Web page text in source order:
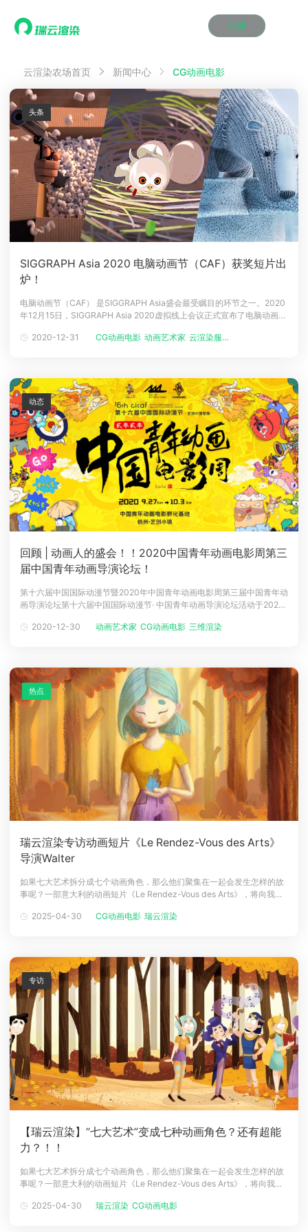
注册
产品服务
效果图渲染
云渲染管理系统
瑞兔百宝箱
AI视频插帧
效果图渲染
云渲染管理系统
瑞兔百宝箱
AI视频插帧
效果图渲染
云渲染管理系统
瑞兔百宝箱
AI视频插帧
效果图渲染
云渲染管理系统
瑞兔百宝箱
AI视频插帧
效果图渲染
云渲染管理系统
瑞兔百宝箱
AI视频插帧
效果图渲染
云渲染管理系统
瑞兔百宝箱
AI视频插帧
解决方案
Maya云渲染方案
3ds Max云渲染方案
Cinema 4D云渲染方案
Blender 云渲染方案
Maya AI渲染方案
Maya云渲染方案
3ds Max云渲染方案
Cinema 4D云渲染方案
Blender 云渲染方案
Maya AI渲染方案
Maya云渲染方案
3ds Max云渲染方案
Cinema 4D云渲染方案
Blender 云渲染方案
Maya AI渲染方案
Maya云渲染方案
3ds Max云渲染方案
Cinema 4D云渲染方案
Blender 云渲染方案
Maya AI渲染方案
Maya云渲染方案
3ds Max云渲染方案
Cinema 4D云渲染方案
Blender 云渲染方案
Maya AI渲染方案
Maya云渲染方案
3ds Max云渲染方案
Cinema 4D云渲染方案
Blender 云渲染方案
Maya AI渲染方案
价格
动画价格
效果图价格
云制作价格
动画价格
效果图价格
云制作价格
动画价格
效果图价格
云制作价格
动画价格
效果图价格
云制作价格
动画价格
效果图价格
云制作价格
动画价格
效果图价格
云制作价格
案例
资讯&赛事
新闻资讯
渲染百科
渲染大赛
新闻资讯
渲染百科
渲染大赛
新闻资讯
渲染百科
渲染大赛
新闻资讯
渲染百科
渲染大赛
新闻资讯
渲染百科
渲染大赛
新闻资讯
渲染百科
渲染大赛
特惠专区
教育优惠
教育优惠
教育优惠
教育优惠
教育优惠
教育优惠
登录
云渲染农场首页 新闻中心 CG动画电影
SIGGRAPH Asia 2020 电脑动画节（CAF）获奖短片出
炉！
电脑动画节（CAF） 是SIGGRAPH Asia盛会最受瞩目的环节之一。2020
年12月15日，SIGGRAPH Asia 2020虚拟线上会议正式宣布了电脑动画节
《Migrants》、评审团特别奖《Box Assassin》。此次评选，共收到了
2020-12-31 CG动画电影 动画艺术家 云渲染服务平...
头条
回顾 | 动画人的盛会！！2020中国青年动画电影周第三
届中国青年动画导演论坛！
第十六届中国国际动漫节暨2020年中国青年动画电影周第三届中国青年动
画导演论坛第十六届中国国际动漫节· 中国青年动画导演论坛活动于2020
内新锐的动画导演、制片人、动画专业人士、行业媒体等现场分享心得感
2020-12-30 动画艺术家 CG动画电影 三维渲染
动态
瑞云渲染专访动画短片《Le Rendez-Vous des Arts》
导演Walter
如果七大艺术拆分成七个动画角色，那么他们聚集在一起会发生怎样的故
事呢？一部意大利的动画短片《Le Rendez-Vous des Arts》，将向我们
故事。这部动画短片由Walter Rastelli执导，他是这是电影的制作人，亲
2025-04-30 CG动画电影 瑞云渲染
热点
【瑞云渲染】“七大艺术”变成七种动画角色？还有超能
力？！！
如果七大艺术拆分成七个动画角色，那么他们聚集在一起会发生怎样的故
事呢？一部意大利的动画短片《Le Rendez-Vous des Arts》，将向我们
故事。这部动画短片由Walter Rastelli执导，他是这是电影的制作人，亲
2025-04-30 瑞云渲染 CG动画电影
专访